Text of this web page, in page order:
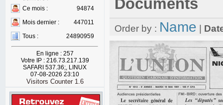
Ce mois :
94874
Mois dernier :
447011
Tous :
24890959
En ligne : 257
Votre IP : 216.73.217.139
SAFARI 537.36;, LINUX
07-08-2026 23:10
Visitors Counter 1.6
Documents
Order by : Name